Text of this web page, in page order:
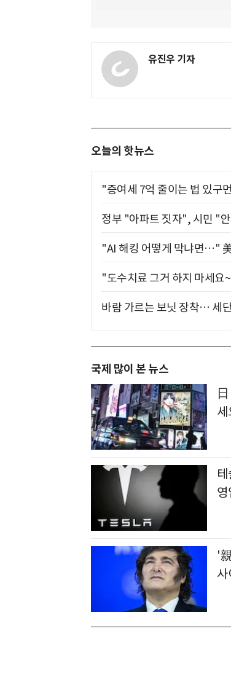
유진우 기자
오늘의 핫뉴스
"증여세 7억 줄이는 법 있구
정부 "아파트 짓자", 시민 "
"AI 해킹 어떻게 막냐면…"
"도수치료 그거 하지 마세요
바람 가르는 보닛 장착… 세
국제 많이 본 뉴스
세
'
사